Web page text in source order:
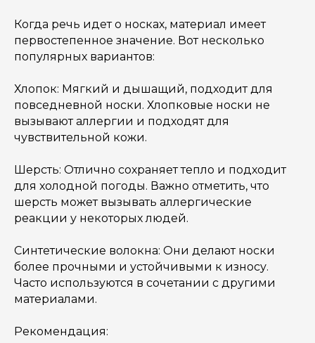
Когда речь идет о носках, материал имеет
первостепенное значение. Вот несколько
популярных вариантов:
Хлопок: Мягкий и дышащий, подходит для
повседневной носки. Хлопковые носки не
вызывают аллергии и подходят для
чувствительной кожи.
Шерсть: Отлично сохраняет тепло и подходит
для холодной погоды. Важно отметить, что
шерсть может вызывать аллергические
реакции у некоторых людей.
Синтетические волокна: Они делают носки
более прочными и устойчивыми к износу.
Часто используются в сочетании с другими
материалами.
Рекомендация: